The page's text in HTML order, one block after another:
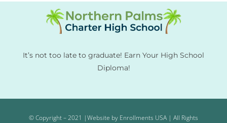
It’s not too late to graduate! Earn Your High School
Diploma!
© Copyright – 2021 |Website by Enrollments USA | All Rights